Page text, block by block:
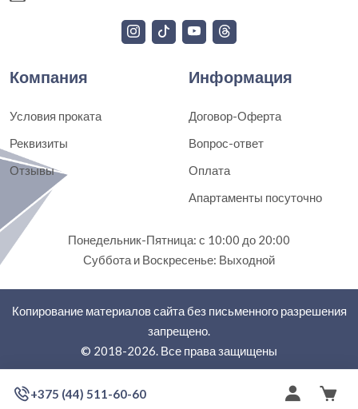
+375 (44) 511-60-60
Компания
Условия проката
Реквизиты
Отзывы
Информация
Договор-Оферта
Вопрос-ответ
Оплата
Апартаменты посуточно
Понедельник-Пятница: с 10:00 до 20:00
Суббота и Воскресенье: Выходной
Копирование материалов сайта без письменного разрешения
запрещено.
© 2018-2026. Все права защищены